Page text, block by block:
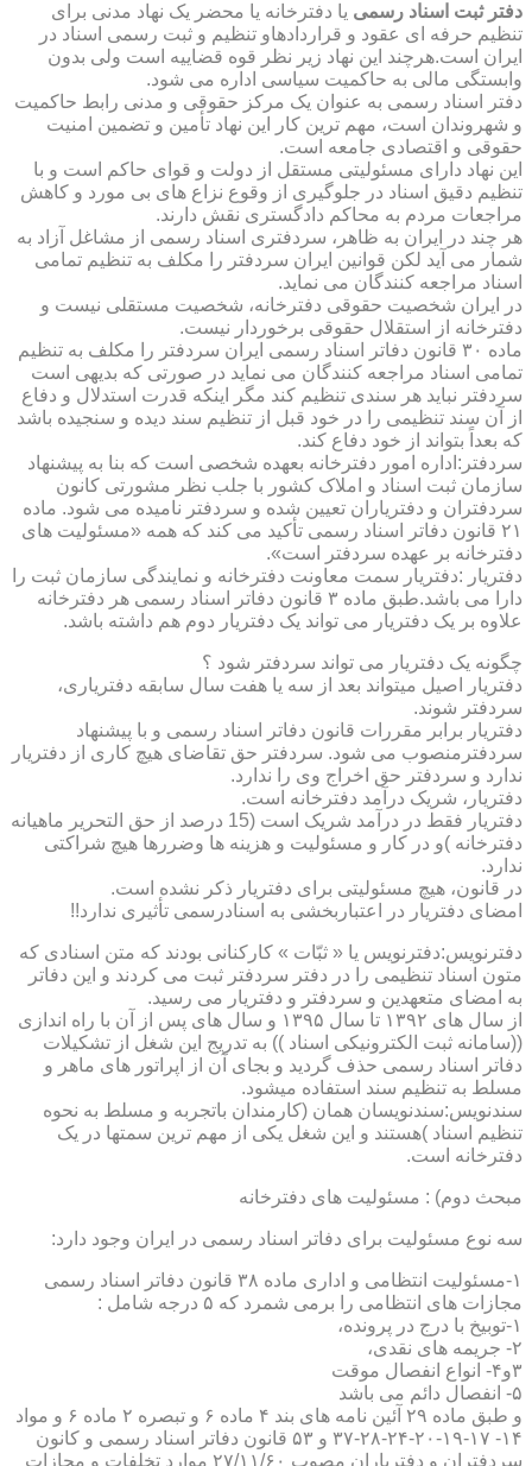
دفتر ثبت اسناد رسمی یا دفترخانه یا محضر یک نهاد مدنی برای
تنظیم حرفه ای عقود و قراردادهاو تنظیم و ثبت رسمی اسناد در
ایران است.هرچند این نهاد زیر نظر قوه قضاییه است ولی بدون
وابستگی مالی به حاکمیت سیاسی اداره می شود.
دفتر اسناد رسمی به عنوان یک مرکز حقوقی و مدنی رابط حاکمیت
و شهروندان است، مهم ترین کار این نهاد تأمین و تضمین امنیت
حقوقی و اقتصادی جامعه است.
این نهاد دارای مسئولیتی مستقل از دولت و قوای حاکم است و با
تنظیم دقیق اسناد در جلوگیری از وقوع نزاع های بی مورد و کاهش
مراجعات مردم به محاکم دادگستری نقش دارند.
هر چند در ایران به ظاهر، سردفتری اسناد رسمی از مشاغل آزاد به
شمار می آید لکن قوانین ایران سردفتر را مکلف به تنظیم تمامی
اسناد مراجعه کنندگان می نماید.
در ایران شخصیت حقوقی دفترخانه، شخصیت مستقلی نیست و
دفترخانه از استقلال حقوقی برخوردار نیست.
ماده ۳۰ قانون دفاتر اسناد رسمی ایران سردفتر را مکلف به تنظیم
تمامی اسناد مراجعه کنندگان می نماید در صورتی که بدیهی است
سردفتر نباید هر سندی تنظیم کند مگر اینکه قدرت استدلال و دفاع
از آن سند تنظیمی را در خود قبل از تنظیم سند دیده و سنجیده باشد
که بعداً بتواند از خود دفاع کند.
سردفتر:اداره امور دفترخانه بعهده شخصی است که بنا به پیشنهاد
سازمان ثبت اسناد و املاک کشور با جلب نظر مشورتی کانون
سردفتران و دفتریاران تعیین شده و سردفتر نامیده می شود. ماده
۲۱ قانون دفاتر اسناد رسمی تأکید می کند که همه «مسئولیت های
دفترخانه بر عهده سردفتر است».
دفتریار :دفتریار سمت معاونت دفترخانه و نمایندگی سازمان ثبت را
دارا می باشد.طبق ماده ۳ قانون دفاتر اسناد رسمی هر دفترخانه
علاوه بر یک دفتریار می تواند یک دفتریار دوم هم داشته باشد.
چگونه یک دفتریار می تواند سردفتر شود ؟
دفتریار اصیل میتواند بعد از سه یا هفت سال سابقه دفتریاری،
سردفتر شوند.
دفتریار برابر مقررات قانون دفاتر اسناد رسمی و با پیشنهاد
سردفترمنصوب می شود. سردفتر حق تقاضای هیچ کاری از دفتریار
ندارد و سردفتر حق اخراج وی را ندارد.
دفتریار، شریک درآمد دفترخانه است.
دفتریار فقط در درآمد شریک است (15 درصد از حق التحریر ماهیانه
دفترخانه )و در کار و مسئولیت و هزینه ها وضررها هیچ شراکتی
ندارد.
در قانون، هیچ مسئولیتی برای دفتریار ذکر نشده است.
امضای دفتریار در اعتباربخشی به اسنادرسمی تأثیری ندارد!!
دفترنویس:دفترنویس یا « ثبّات » کارکنانی بودند که متن اسنادی که
متون اسناد تنظیمی را در دفتر سردفتر ثبت می کردند و این دفاتر
به امضای متعهدین و سردفتر و دفتریار می رسید.
از سال های ۱۳۹۲ تا سال ۱۳۹۵ و سال های پس از آن با راه اندازی
((سامانه ثبت الکترونیکی اسناد )) به تدریج این شغل از تشکیلات
دفاتر اسناد رسمی حذف گردید و بجای آن از اپراتور های ماهر و
مسلط به تنظیم سند استفاده میشود.
سندنویس:سندنویسان همان (کارمندان باتجربه و مسلط به نحوه
تنظیم اسناد )هستند و این شغل یکی از مهم ترین سمتها در یک
دفترخانه است.
مبحث دوم) : مسئولیت های دفترخانه
سه نوع مسئولیت برای دفاتر اسناد رسمی در ایران وجود دارد:
۱-مسئولیت انتظامی و اداری ماده ۳۸ قانون دفاتر اسناد رسمی
مجازات های انتظامی را برمی شمرد که ۵ درجه شامل :
۱-توبیخ با درج در پرونده،
۲- جریمه های نقدی،
۳و۴- انواع انفصال موقت
۵- انفصال دائم می باشد
و طبق ماده ۲۹ آئین نامه های بند ۴ ماده ۶ و تبصره ۲ ماده ۶ و مواد
۱۴- ۱۷-۱۹-۲۰-۲۴-۲۸-۳۷ و ۵۳ قانون دفاتر اسناد رسمی و کانون
سردفتران و دفتریاران مصوب ۲۷/۱۱/۶۰ موارد تخلفات و مجازات